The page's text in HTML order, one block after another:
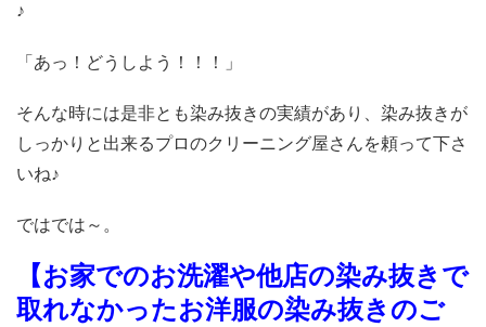
♪
「あっ！どうしよう！！！」
そんな時には是非とも染み抜きの実績があり、染み抜きが
しっかりと出来るプロのクリーニング屋さんを頼って下さ
いね♪
ではでは～。
【お家でのお洗濯や他店の染み抜きで
取れなかったお洋服の染み抜きのご